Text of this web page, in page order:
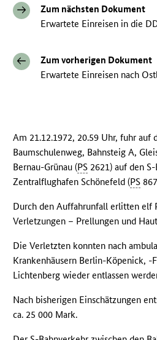
Zum nächsten Dokument
Erwartete Einreisen in die
Zum vorherigen Dokument
Erwartete Einreisen nach
Am 21.12.1972, 20.59 Uhr, fuhr auf
Baumschulenweg, Bahnsteig A,
Bernau-Grünau (PS 2621) auf den
Zentralflughafen Schönefeld (PS
Durch den Auffahrunfall erlitten elf
Verletzungen – Prellungen und
Die Verletzten konnten nach
Krankenhäusern Berlin-Köpenick, -
Lichtenberg wieder entlassen
Nach bisherigen Einschätzungen
ca. 25 000 Mark.